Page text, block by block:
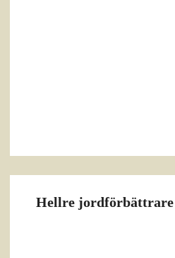
Hellre jordförbättrare